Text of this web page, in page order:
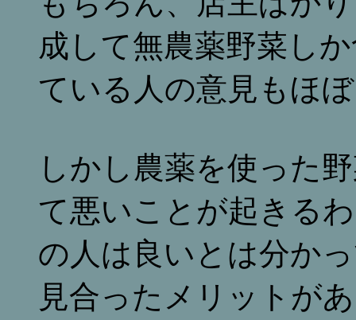
成して無農薬野菜し
ている人の意見もほ
しかし農薬を使った
て悪いことが起きる
の人は良いとは分か
見合ったメリットが